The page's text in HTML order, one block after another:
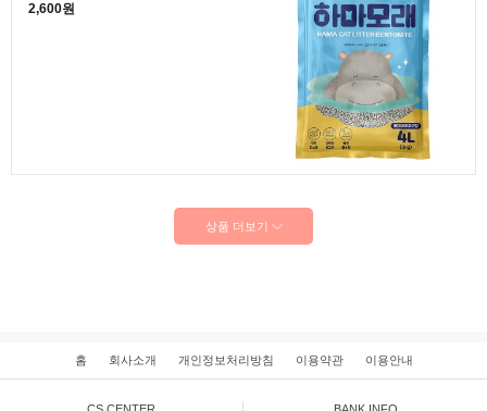
2,600원
상품 더보기
홈 회사소개 개인정보처리방침 이용약관 이용안내